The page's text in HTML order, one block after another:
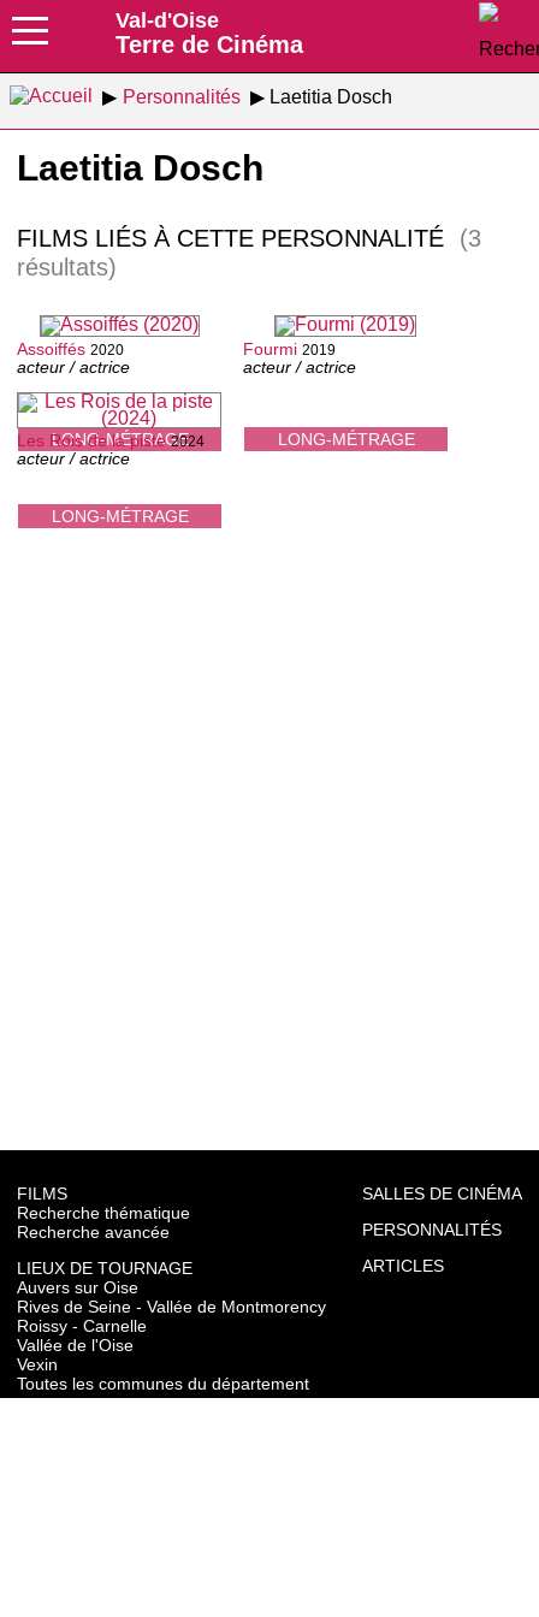
Val-d'Oise
Terre de Cinéma
Personnalités Laetitia Dosch
Laetitia Dosch
FILMS LIÉS À CETTE PERSONNALITÉ
(3
résultats)
LONG-MÉTRAGE
Assoiffés 2020
acteur / actrice
LONG-MÉTRAGE
Fourmi 2019
acteur / actrice
LONG-MÉTRAGE
Les Rois de la piste 2024
acteur / actrice
FILMS
Recherche thématique
Recherche avancée
LIEUX DE TOURNAGE
Auvers sur Oise
Rives de Seine - Vallée de Montmorency
Roissy - Carnelle
Vallée de l'Oise
Vexin
Toutes les communes du département
SALLES DE CINÉMA
PERSONNALITÉS
ARTICLES